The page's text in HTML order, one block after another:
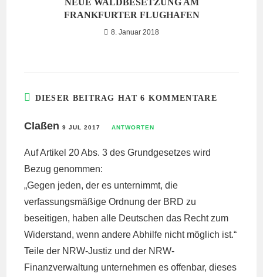
NEUE WALDBESETZUNG AM
FRANKFURTER FLUGHAFEN
8. Januar 2018
DIESER BEITRAG HAT 6 KOMMENTARE
Claßen9 JUL 2017 ANTWORTEN
Auf Artikel 20 Abs. 3 des Grundgesetzes wird
Bezug genommen:
„Gegen jeden, der es unternimmt, die
verfassungsmäßige Ordnung der BRD zu
beseitigen, haben alle Deutschen das Recht zum
Widerstand, wenn andere Abhilfe nicht möglich ist.“
Teile der NRW-Justiz und der NRW-
Finanzverwaltung unternehmen es offenbar, dieses